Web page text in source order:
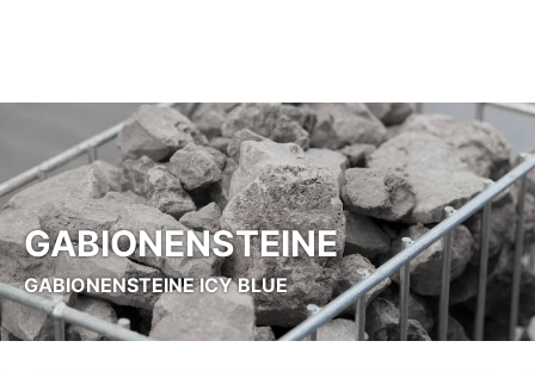
GABIONENSTEINE
GABIONENSTEINE ICY BLUE